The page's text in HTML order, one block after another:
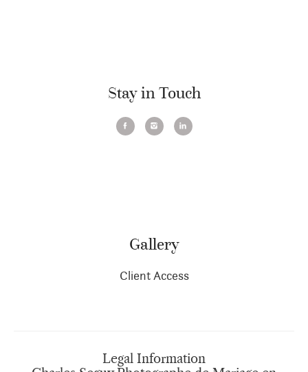
Stay in Touch
Gallery
Client Access
Legal Information